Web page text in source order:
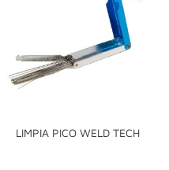
LIMPIA PICO WELD TECH